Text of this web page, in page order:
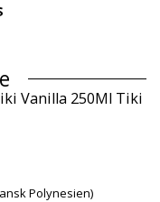
Vanilla 250Ml Tiki
Polynesien)